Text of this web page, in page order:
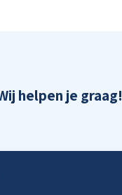
helpen je graag!